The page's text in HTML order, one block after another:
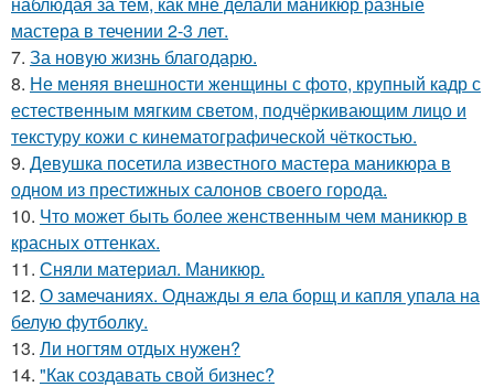
мастера в течении 2-3 лет.
7. За новyю жизнь благодарю.
8. Не меняя внешности женщины с фото, крупный кадр с
естественным мягким светом, подчёркивающим лицо и
текстуру кожи с кинематографической чёткостью.
9. Девушка посетила известного мастера маникюра в
одном из престижных салонов своего города.
10. Что может быть более женственным чем маникюр в
красных оттенках.
11. Сняли материал. Маникюр.
12. О замечаниях. Однажды я ела борщ и капля упала на
белую футболку.
13. Ли ногтям отдых нужен?
14. "Как создавать свой бизнес?